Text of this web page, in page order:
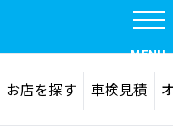
MENU
お店を探す 車検見積